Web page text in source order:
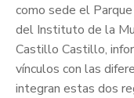
como sede el
del Instituto de la
Castillo Castillo,
vínculos con las
integran estas dos